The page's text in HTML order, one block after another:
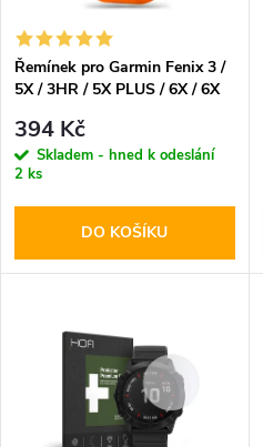
í
p
r
o
d
s
p
r
o
d
Řemínek pro Garmin Fenix 3 /
5X / 3HR / 5X PLUS / 6X / 6X
Iconband Pro Orange/Black
394 Kč
Skladem - hned k odeslání
2 ks
DO KOŠÍKU